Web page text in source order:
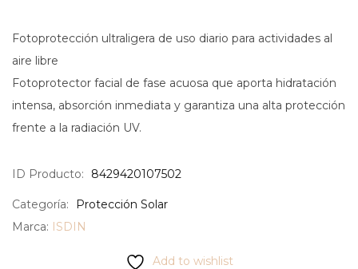
Fotoprotección ultraligera de uso diario para actividades al
aire libre
Fotoprotector facial de fase acuosa que aporta hidratación
intensa, absorción inmediata y garantiza una alta protección
frente a la radiación UV.
ID Producto: 8429420107502
Categoría:
Protección Solar
Marca: ISDIN
Add to wishlist